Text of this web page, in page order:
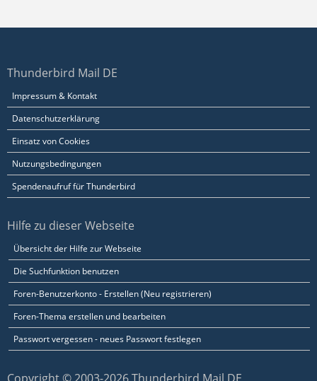
Thunderbird Mail DE
Impressum & Kontakt
Datenschutzerklärung
Einsatz von Cookies
Nutzungsbedingungen
Spendenaufruf für Thunderbird
Hilfe zu dieser Webseite
Übersicht der Hilfe zur Webseite
Die Suchfunktion benutzen
Foren-Benutzerkonto - Erstellen (Neu registrieren)
Foren-Thema erstellen und bearbeiten
Passwort vergessen - neues Passwort festlegen